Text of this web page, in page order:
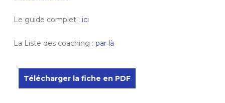
Le guide complet : ici
La Liste des coaching : par là
Télécharger la fiche en PDF